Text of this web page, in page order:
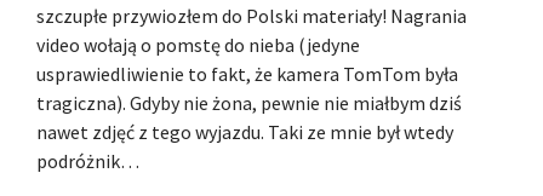
szczupłe przywiozłem do Polski materiały! Nagrania
video wołają o pomstę do nieba (jedyne
usprawiedliwienie to fakt, że kamera TomTom była
tragiczna). Gdyby nie żona, pewnie nie miałbym dziś
nawet zdjęć z tego wyjazdu. Taki ze mnie był wtedy
podróżnik…